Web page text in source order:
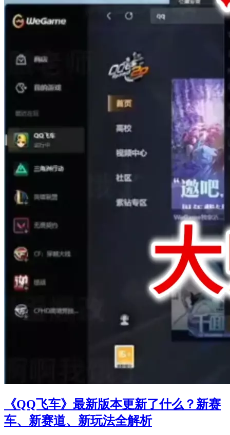
《QQ飞车》最新版本更新了什么？新赛
车、新赛道、新玩法全解析